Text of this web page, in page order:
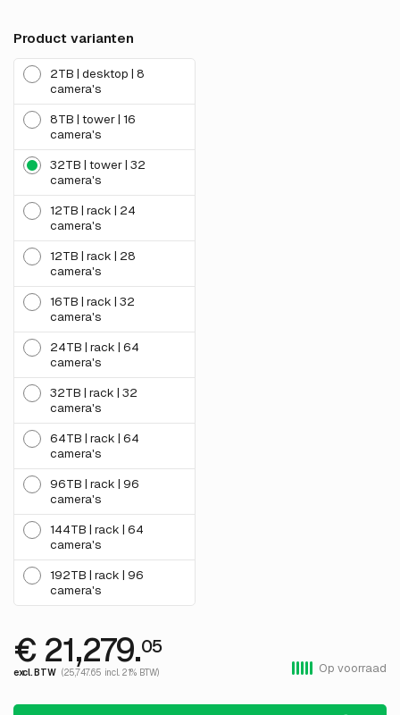
Product varianten
2TB | desktop | 8
camera's
8TB | tower | 16
camera's
32TB | tower | 32
camera's
12TB | rack | 24
camera's
12TB | rack | 28
camera's
16TB | rack | 32
camera's
24TB | rack | 64
camera's
32TB | rack | 32
camera's
64TB | rack | 64
camera's
96TB | rack | 96
camera's
144TB | rack | 64
camera's
192TB | rack | 96
camera's
€ 21,279.05
excl. BTW (25,747.65 incl. 21% BTW) Op voorraad